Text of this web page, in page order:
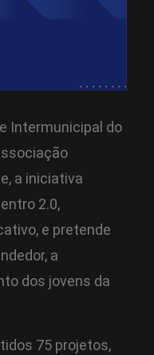
Intermunicipal do
a iniciativa
2.0,
e pretende
a
dos jovens da
75 projetos,